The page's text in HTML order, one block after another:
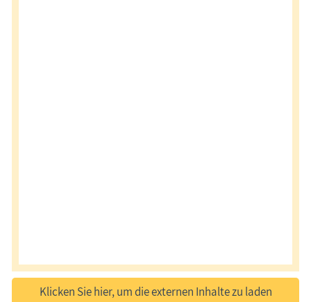
Klicken Sie hier, um die externen Inhalte zu laden